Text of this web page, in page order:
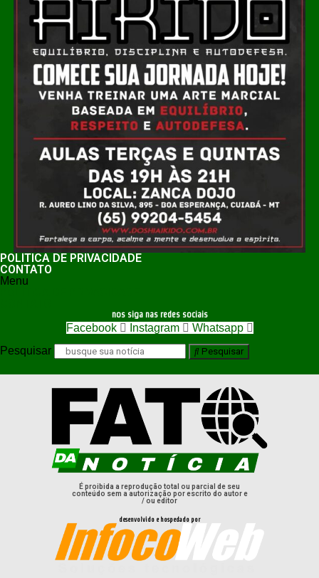
POLÍTICA DE PRIVACIDADE
CONTATO
Menu
nos siga nas redes sociais
Facebook Instagram
Whatsapp
Pesquisar
Pesquisar
É proibida a reprodução total ou parcial de seu
conteúdo sem a autorização por escrito do autor e
/ ou editor
desenvolvido e hospedado por